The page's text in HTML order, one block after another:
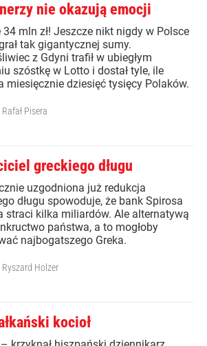
nie okazują emocji
34 mln zł! Jeszcze nikt nigdy w Polsce
tak gigantycznej sumy.
z Gdyni trafił w ubiegłym
szóstkę w Lotto i dostał tyle, ile
miesięcznie dziesięć tysięcy Polaków.
Rafał Pisera
greckiego długu
uzgodniona już redukcja
długu spowoduje, że bank Spirosa
straci kilka miliardów. Ale alternatywą
państwa, a to mogłoby
najbogatszego Greka.
Ryszard Holzer
kocioł